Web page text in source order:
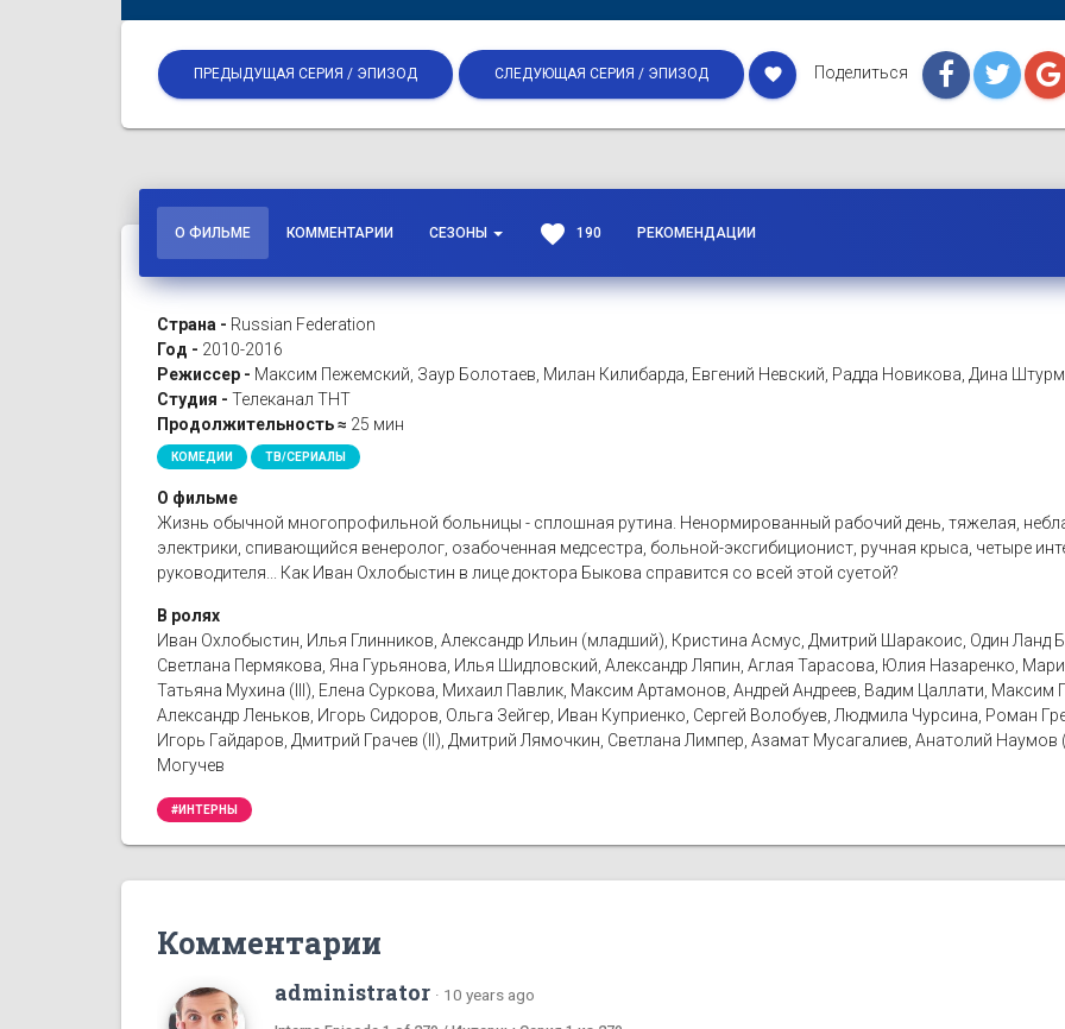
ПРЕДЫДУЩАЯ СЕРИЯ / ЭПИЗОД СЛЕДУЮЩАЯ СЕРИЯ / ЭПИЗОД favorite Поделиться
О ФИЛЬМЕ КОММЕНТАРИИ СЕЗОНЫ favorite 190 РЕКОМЕНДАЦИИ
Страна - Russian Federation
Год - 2010-2016
Режиссер - Максим Пежемский, Заур Болотаев, Милан Килибарда, Евгений Невский, Радда Новикова, Дина
Студия - Телеканал ТНТ
Продолжительность ≈ 25 мин
КОМЕДИИ ТВ/СЕРИАЛЫ
О фильме
Жизнь обычной многопрофильной больницы - сплошная рутина. Ненормированный рабочий день, тяжелая,
электрики, спивающийся венеролог, озабоченная медсестра, больной-эксгибиционист, ручная крыса, четыре
руководителя... Как Иван Охлобыстин в лице доктора Быкова справится со всей этой суетой?
В ролях
Иван Охлобыстин, Илья Глинников, Александр Ильин (младший), Кристина Асмус, Дмитрий Шаракоис, Один Ланд
Светлана Пермякова, Яна Гурьянова, Илья Шидловский, Александр Ляпин, Аглая Тарасова, Юлия Назаренко,
Татьяна Мухина (III), Елена Суркова, Михаил Павлик, Максим Артамонов, Андрей Андреев, Вадим Цаллати, Максим
Александр Леньков, Игорь Сидоров, Ольга Зейгер, Иван Куприенко, Сергей Волобуев, Людмила Чурсина, Роман
Игорь Гайдаров, Дмитрий Грачев (II), Дмитрий Лямочкин, Светлана Лимпер, Азамат Мусагалиев, Анатолий
Могучев
#ИНТЕРНЫ
Комментарии
administrator · 10 years ago